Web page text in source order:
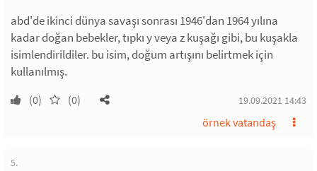
abd'de ikinci dünya savaşı sonrası 1946'dan 1964 yılına
kadar doğan bebekler, tıpkı y veya z kuşağı gibi, bu kuşakla
isimlendirildiler. bu isim, doğum artışını belirtmek için
kullanılmış.
(0) (0) 19.09.2021 14:43
örnek vatandaş
5.